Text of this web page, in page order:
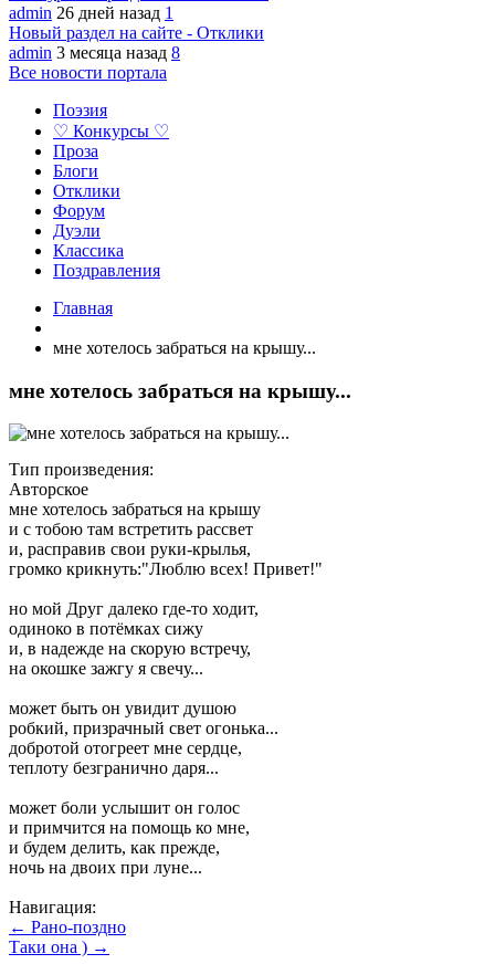
admin 26 дней назад 1
Новый раздел на сайте - Отклики
admin 3 месяца назад 8
Все новости портала
Поэзия
♡ Конкурсы ♡
Проза
Блоги
Отклики
Форум
Дуэли
Классика
Поздравления
Главная
мне хотелось забраться на крышу...
мне хотелось забраться на крышу...
Тип произведения:
Авторское
мне хотелось забраться на крышу
и с тобою там встретить рассвет
и, расправив свои руки-крылья,
громко крикнуть:"Люблю всех! Привет!"
но мой Друг далеко где-то ходит,
одиноко в потёмках сижу
и, в надежде на скорую встречу,
на окошке зажгу я свечу...
может быть он увидит душою
робкий, призрачный свет огонька...
добротой отогреет мне сердце,
теплоту безгранично даря...
может боли услышит он голос
и примчится на помощь ко мне,
и будем делить, как прежде,
ночь на двоих при луне...
Навигация:
← Рано-поздно
Таки она ) →